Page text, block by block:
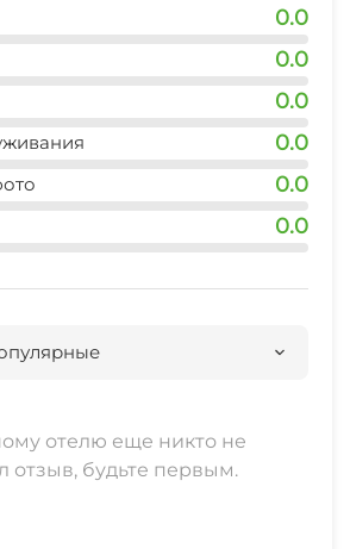
0.0
0.0
0.0
0.0
0.0
0.0
отелю еще никто не
отзыв, будьте первым.